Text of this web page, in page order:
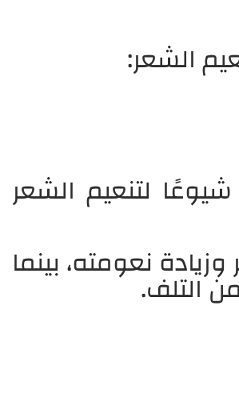
الشعر:
لتنعيم الشعر
نعومته، بينما
التلف.